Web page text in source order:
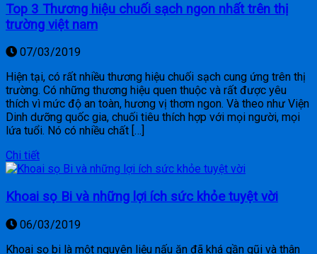
Top 3 Thương hiệu chuối sạch ngon nhất trên thị
trường việt nam
07/03/2019
Hiện tại, có rất nhiều thương hiệu chuối sạch cung ứng trên thị
trường. Có những thương hiệu quen thuộc và rất được yêu
thích vì mức độ an toàn, hương vị thơm ngon. Và theo như Viện
Dinh dưỡng quốc gia, chuối tiêu thích hợp với mọi người, mọi
lứa tuổi. Nó có nhiều chất […]
Chi tiết
Khoai sọ Bi và những lợi ích sức khỏe tuyệt vời
06/03/2019
Khoai sọ bi là một nguyên liệu nấu ăn đã khá gần gũi và thân